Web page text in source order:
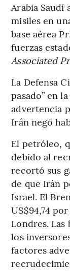
Arabia Saudí
misiles en
base aérea
fuerzas
Associated
La Defensa
pasado” en
advertencia
Irán negó
El petróleo,
debido al
recortó sus
de que Irán
Israel. El
US$94,74
Londres. Las
los
factores